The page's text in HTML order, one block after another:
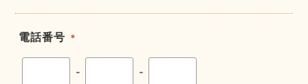
電話番号 ＊
- -